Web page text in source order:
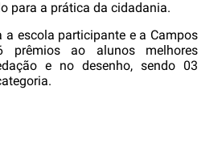
para a prática da cidadania.
a escola participante e a Campos
prêmios ao alunos melhores
e no desenho, sendo 03